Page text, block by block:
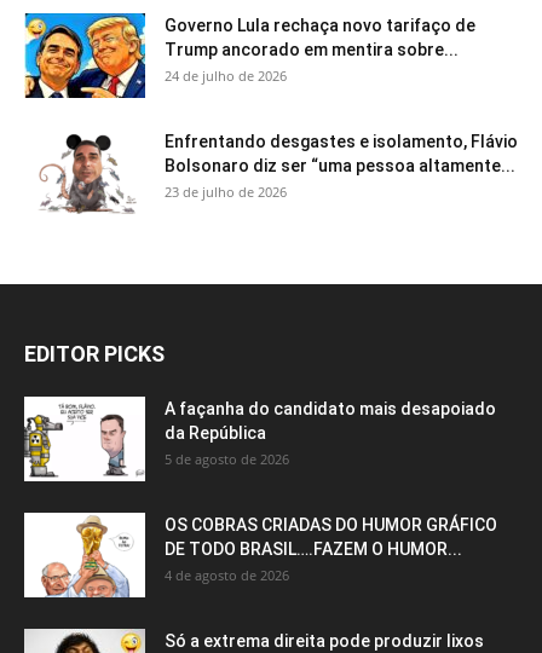
Governo Lula rechaça novo tarifaço de
Trump ancorado em mentira sobre...
24 de julho de 2026
Enfrentando desgastes e isolamento, Flávio
Bolsonaro diz ser “uma pessoa altamente...
23 de julho de 2026
EDITOR PICKS
A façanha do candidato mais desapoiado
da República
5 de agosto de 2026
OS COBRAS CRIADAS DO HUMOR GRÁFICO
DE TODO BRASIL….FAZEM O HUMOR...
4 de agosto de 2026
Só a extrema direita pode produzir lixos